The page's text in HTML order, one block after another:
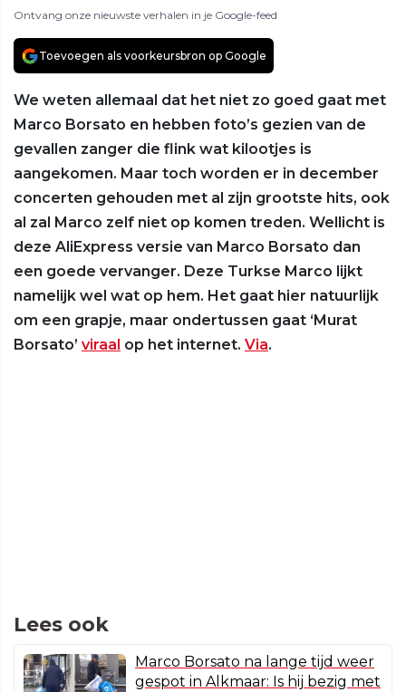
Ontvang onze nieuwste verhalen in je Google-feed
Toevoegen als voorkeursbron op Google
We weten allemaal dat het niet zo goed gaat met
Marco Borsato en hebben foto’s gezien van de
gevallen zanger die flink wat kilootjes is
aangekomen. Maar toch worden er in december
concerten gehouden met al zijn grootste hits, ook
al zal Marco zelf niet op komen treden. Wellicht is
deze AliExpress versie van Marco Borsato dan
een goede vervanger. Deze Turkse Marco lijkt
namelijk wel wat op hem. Het gaat hier natuurlijk
om een grapje, maar ondertussen gaat ‘Murat
Borsato’ viraal op het internet. Via.
Lees ook
Marco Borsato na lange tijd weer
gespot in Alkmaar: Is hij bezig met